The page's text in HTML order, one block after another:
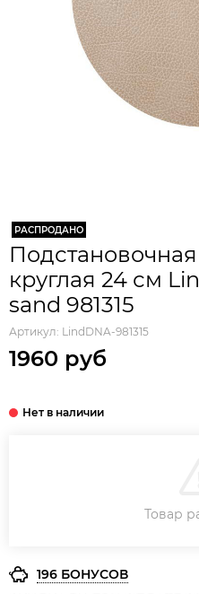
РАСПРОДАНО
круглая 24 см
sand 981315
Артикул: LindDNA-981315
1960 руб
ЗАКАЗ В
Товар
196 БОНУСОВ